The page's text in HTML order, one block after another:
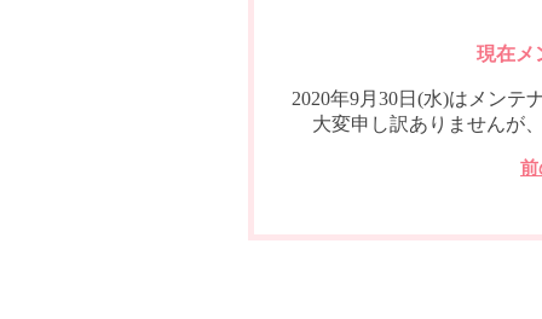
現在メ
2020年9月30日(水)はメンテ
大変申し訳ありませんが
前